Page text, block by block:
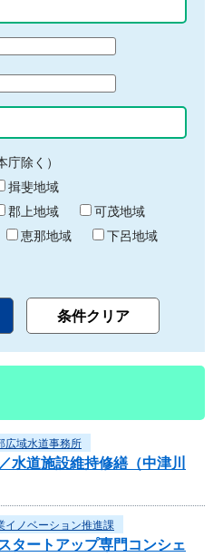
庁除く）
揖斐地域
郡上地域
可茂地域
恵那地域
下呂地域
広域水道事務所
水道施設維持修繕（中津川
イノベーション推進課
タートアップ専門コンシェ